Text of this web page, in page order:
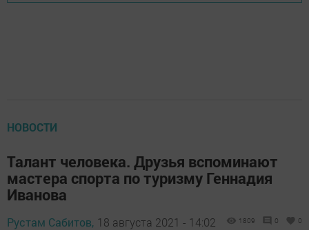
НОВОСТИ
Талант человека. Друзья вспоминают
мастера спорта по туризму Геннадия
Иванова
Рустам Сабитов, 18 августа 2021 - 14:02 1809 0 0